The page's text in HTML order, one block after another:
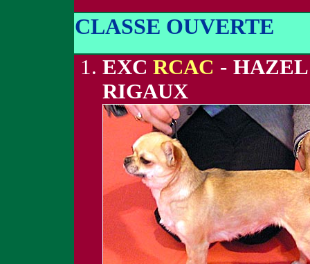
CLASSE OUVERTE
EXCRCAC -
RIGAUX